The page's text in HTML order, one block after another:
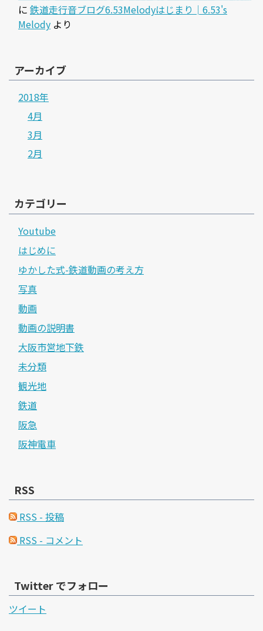
に 鉄道走行音ブログ6.53Melodyはじまり│6.53's
Melody より
アーカイブ
2018年
4月
3月
2月
カテゴリー
Youtube
はじめに
ゆかした式-鉄道動画の考え方
写真
動画
動画の説明書
大阪市営地下鉄
未分類
観光地
鉄道
阪急
阪神電車
RSS
RSS - 投稿
RSS - コメント
Twitter でフォロー
ツイート